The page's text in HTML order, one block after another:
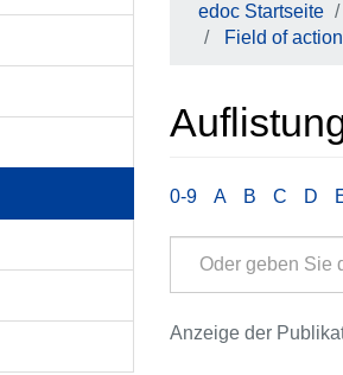
edoc Startseite
Field of
0-9 A B C D
Anzeige der